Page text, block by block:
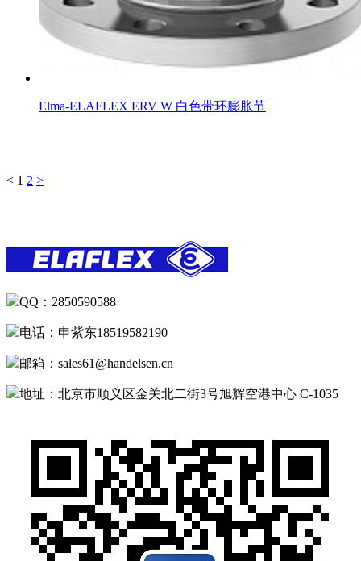
Elma-ELAFLEX ERV W 白色带环膨胀节
< 1 2 >
QQ：2850590588
电话：申紫东18519582190
邮箱：sales61@handelsen.cn
地址：北京市顺义区金关北二街3号旭辉空港中心 C-1035